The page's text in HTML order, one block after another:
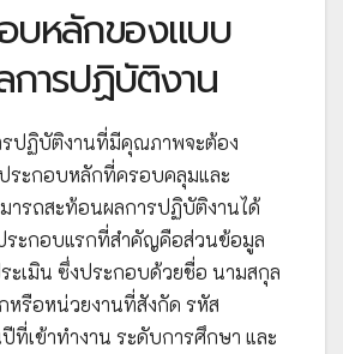
บหลักของแบบ
การปฏิบัติงาน
รปฏิบัติงานที่มีคุณภาพจะต้อง
ระกอบหลักที่ครอบคลุมและ
ารถสะท้อนผลการปฏิบัติงานได้
ระกอบแรกที่สำคัญคือส่วนข้อมูล
เมิน ซึ่งประกอบด้วยชื่อ นามสกุล
หรือหน่วยงานที่สังกัด รหัส
ที่เข้าทำงาน ระดับการศึกษา และ